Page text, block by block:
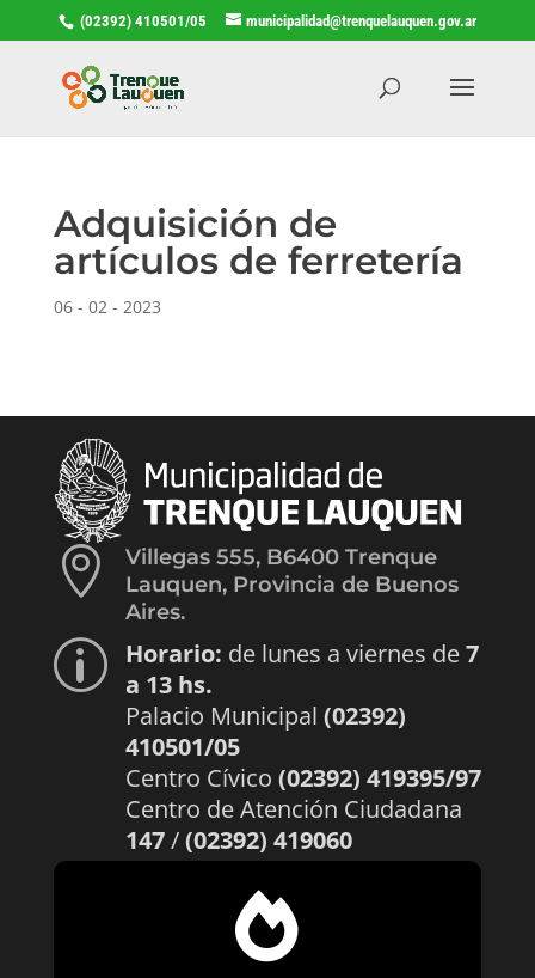
(02392) 410501/05 municipalidad@trenquelauquen.gov.ar
Adquisición de
artículos de ferretería
06 - 02 - 2023

Villegas 555, B6400 Trenque
Lauquen, Provincia de Buenos
Aires.
p Horario: de lunes a viernes de7
a 13 hs.
Palacio Municipal (02392)
410501/05
Centro Cívico (02392) 419395/97
Centro de Atención Ciudadana
147/(02392) 419060
